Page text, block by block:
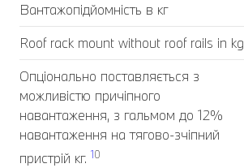
Вантажопідйомність в кг
Roof rack mount without roof rails in kg
Опціонально поставляється з
можливістю причіпного
навантаження, з гальмом до 12%
навантаження на тягово-зчіпний
пристрій кг. 10